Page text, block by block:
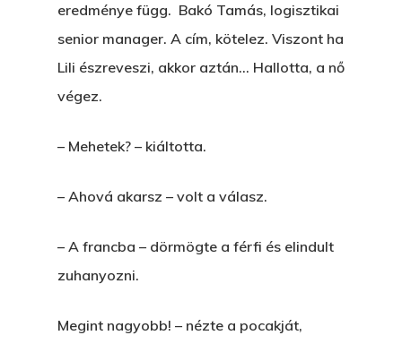
eredménye függ. Bakó Tamás, logisztikai
senior manager. A cím, kötelez. Viszont ha
Lili észreveszi, akkor aztán… Hallotta, a nő
végez.
– Mehetek? – kiáltotta.
– Ahová akarsz – volt a válasz.
– A francba – dörmögte a férfi és elindult
zuhanyozni.
Megint nagyobb! – nézte a pocakját,